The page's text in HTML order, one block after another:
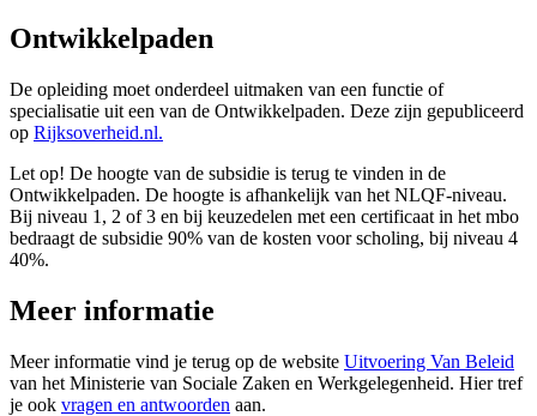
Ontwikkelpaden
De opleiding moet onderdeel uitmaken van een functie of
specialisatie uit een van de Ontwikkelpaden. Deze zijn gepubliceerd
op Rijksoverheid.nl.
Let op! De hoogte van de subsidie is terug te vinden in de
Ontwikkelpaden. De hoogte is afhankelijk van het NLQF-niveau.
Bij niveau 1, 2 of 3 en bij keuzedelen met een certificaat in het mbo
bedraagt de subsidie 90% van de kosten voor scholing, bij niveau 4
40%.
Meer informatie
Meer informatie vind je terug op de website Uitvoering Van Beleid
van het Ministerie van Sociale Zaken en Werkgelegenheid. Hier tref
je ook vragen en antwoorden aan.